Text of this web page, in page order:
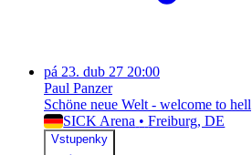
pá 23. dub 27 20:00
Paul Panzer
Schöne neue Welt - welcome to hell
SICK Arena • Freiburg, DE
Vstupenky